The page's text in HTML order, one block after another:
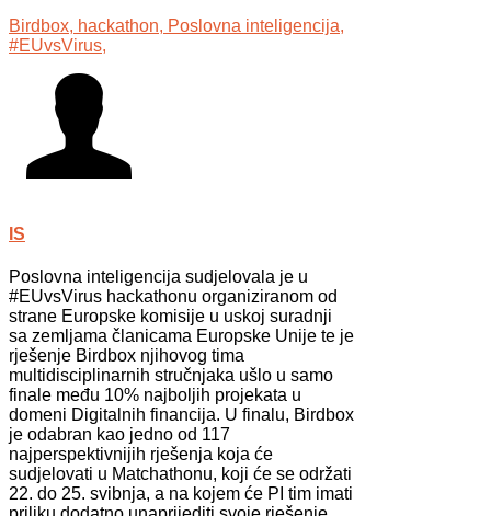
Birdbox, hackathon, Poslovna inteligencija,
#EUvsVirus,
IS
Poslovna inteligencija sudjelovala je u
#EUvsVirus hackathonu organiziranom od
strane Europske komisije u uskoj suradnji
sa zemljama članicama Europske Unije te je
rješenje Birdbox njihovog tima
multidisciplinarnih stručnjaka ušlo u samo
finale među 10% najboljih projekata u
domeni Digitalnih financija. U finalu, Birdbox
je odabran kao jedno od 117
najperspektivnijih rješenja koja će
sudjelovati u Matchathonu, koji će se održati
22. do 25. svibnja, a na kojem će PI tim imati